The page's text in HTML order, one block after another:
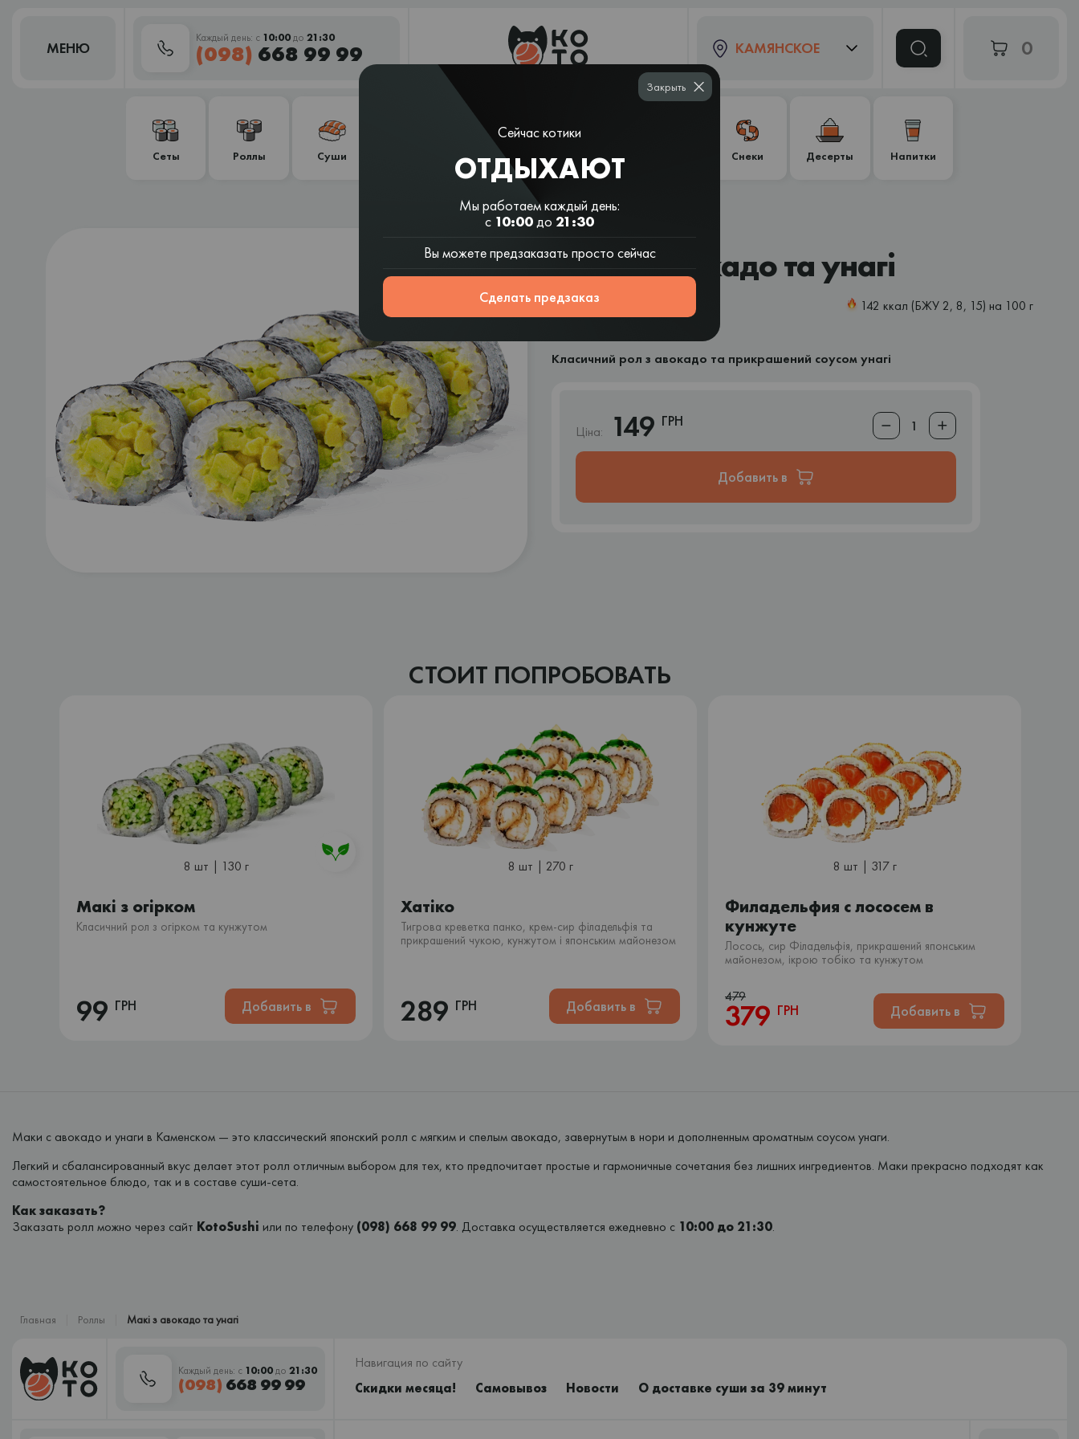
МЕНЮ
Каждый день: с 10:00до 21:30
(098) 668 99 99 КАМЯНСКОЕ 0
Сеты Роллы Суши Шаурма Вок и салаты Снеки Десерты Напитки
Макі з авокадо та унагі
8 шт | 131 г
142 ккал (БЖУ 2, 8, 15) на 100 г
Класичний рол з авокадо та прикрашений соусом унагі
Ціна: 149 ГРН
Добавить в
СТОИТ ПОПРОБОВАТЬ
8 шт | 130 г
Макі з огірком
Класичний рол з огірком та кунжутом
99 ГРН Добавить в
8 шт | 270 г
Хатіко
Тигрова креветка панко, крем-сир філадельфія та
прикрашений чукою, кунжутом і японським майонезом
289 ГРН Добавить в
8 шт | 317 г
Филадельфия с лососем в
кунжуте
Лосось, сир Філадельфія, прикрашений японським
майонезом, ікрою тобіко та кунжутом
479
379 ГРН Добавить в
Маки с авокадо и унаги в Каменском — это классический японский ролл с мягким и спелым авокадо, завернутым в нори и дополненным ароматным соусом унаги.
Легкий и сбалансированный вкус делает этот ролл отличным выбором для тех, кто предпочитает простые и гармоничные сочетания без лишних ингредиентов. Маки прекрасно подходят как
самостоятельное блюдо, так и в составе суши-сета.
Как заказать?
Заказать ролл можно через сайт KotoSushi или по телефону (098) 668 99 99. Доставка осуществляется ежедневно с 10:00 до 21:30.
Главная Роллы Макі з авокадо та унагі
Каждый день: с 10:00до 21:30
(098) 668 99 99
Навигация по сайту
Скидки месяца!
Самовывоз Новости О доставке суши за 39 минут
Сейчас котики
ОТДЫХАЮТ
Мы работаем каждый день:
с 10:00до 21:30
Вы можете предзаказать просто сейчас
Сделать предзаказ
Закрыть